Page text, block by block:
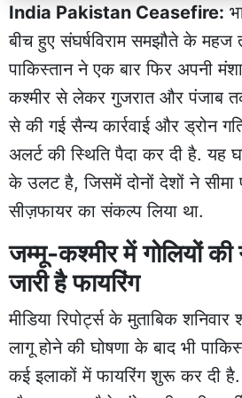
India Pakistan Ceasefire:
बीच हुए संघर्षविराम समझौते के महज
पाकिस्तान ने एक बार फिर अपनी
कश्मीर से लेकर गुजरात और पंजाब
से की गई सैन्य कार्रवाई और ड्रोन
अलर्ट की स्थिति पैदा कर दी है. यह
के उलट है, जिसमें दोनों देशों ने सीमा
सीज़फायर का संकल्प लिया था.
जम्मू-कश्मीर में गोलियों
जारी है फायरिंग
मीडिया रिपोर्ट्स के मुताबिक
लागू होने की घोषणा के बाद भी
कई इलाकों में फायरिंग शुरू कर दी है.